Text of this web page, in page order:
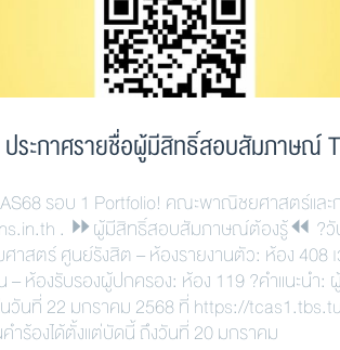
ะกาศรายชื่อผู้มีสิทธิ์สอบสัมภาษณ์
รอบ 1 Portfolio! คณะพาณิชยศาสตร์แล
. ⏩ผู้มีสิทธิ์สอบสัมภาษณ์ต้องรู้⏪ ?
าสตร์ ศูนย์รังสิต – ห้องรายงานตัว: ห้อง
ห้องรับรองผู้ปกครอง: ห้อง 119 ?คำแนะน
นที่ 22 มกราคม 2568 ที่ https://
ร้องได้ตั้งแต่บัดนี้ ถึงวันที่ 20 มกราคม